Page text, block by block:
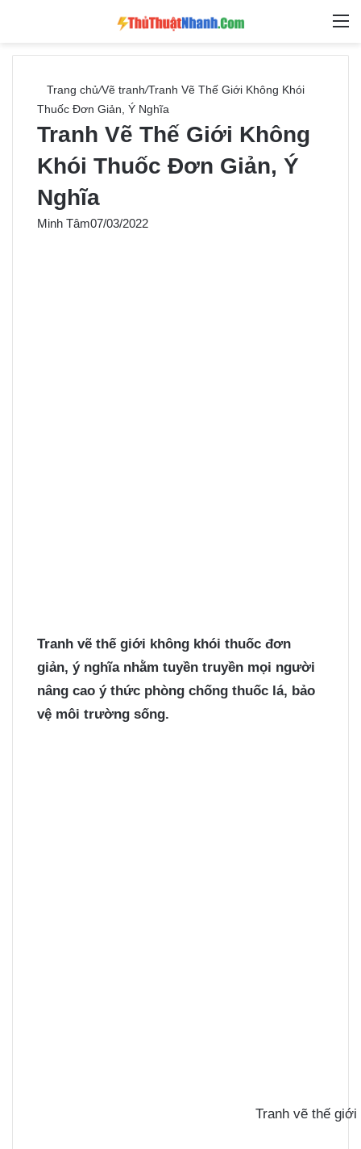
Tìm
Trang chủ/Vẽ tranh/Tranh Vẽ Thế Giới Không Khói
Thuốc Đơn Giản, Ý Nghĩa
Tranh Vẽ Thế Giới Không
Khói Thuốc Đơn Giản, Ý
Nghĩa
Minh Tâm07/03/2022
Tranh vẽ thế giới không khói thuốc đơn
giản, ý nghĩa nhằm tuyền truyền mọi người
nâng cao ý thức phòng chống thuốc lá, bảo
vệ môi trường sống.
Tranh vẽ thế